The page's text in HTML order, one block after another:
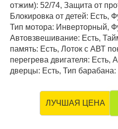
отжим): 52/74, Защита от
Блокировка от детей: Есть,
Тип мотора: Инверторный,
Автовзвешивание: Есть,
память: Есть, Лоток с АВТ
перегрева двигателя: Есть,
дверцы: Есть, Тип
ЛУЧШАЯ ЦЕНА